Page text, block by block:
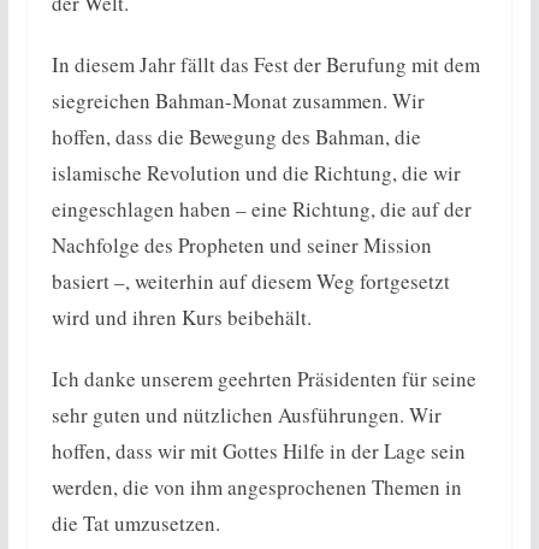
In diesem Jahr fällt das Fest der Berufung mit dem
siegreichen Bahman-Monat zusammen. Wir
hoffen, dass die Bewegung des Bahman, die
islamische Revolution und die Richtung, die wir
eingeschlagen haben – eine Richtung, die auf der
Nachfolge des Propheten und seiner Mission
basiert –, weiterhin auf diesem Weg fortgesetzt
wird und ihren Kurs beibehält.
Ich danke unserem geehrten Präsidenten für seine
sehr guten und nützlichen Ausführungen. Wir
hoffen, dass wir mit Gottes Hilfe in der Lage sein
werden, die von ihm angesprochenen Themen in
die Tat umzusetzen.